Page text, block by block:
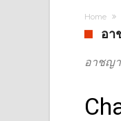
Home
อา
อาชญ